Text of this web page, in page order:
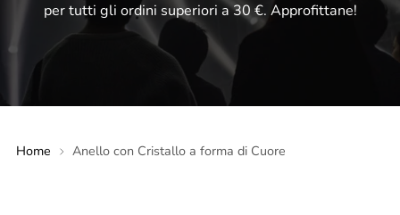
per tutti gli ordini superiori a 30 €. Approfittane!
Home Anello con Cristallo a forma di Cuore